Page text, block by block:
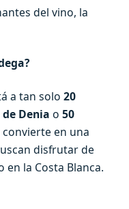
del vino, la
a tan solo 20
Denia o 50
convierte en una
disfrutar de
la Costa Blanca.